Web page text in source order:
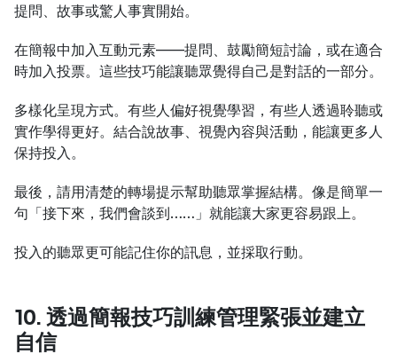
提問、故事或驚人事實開始。
在簡報中加入互動元素——提問、鼓勵簡短討論，或在適合
時加入投票。這些技巧能讓聽眾覺得自己是對話的一部分。
多樣化呈現方式。有些人偏好視覺學習，有些人透過聆聽或
實作學得更好。結合說故事、視覺內容與活動，能讓更多人
保持投入。
最後，請用清楚的轉場提示幫助聽眾掌握結構。像是簡單一
句「接下來，我們會談到……」就能讓大家更容易跟上。
投入的聽眾更可能記住你的訊息，並採取行動。
10. 透過簡報技巧訓練管理緊張並建立
自信